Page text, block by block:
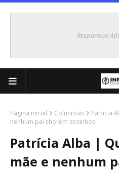
Responsive
Página inicial Colunistas
Patrícia
nenhum pai chorem sozinhos
Patrícia Alba |
mãe e nenhum